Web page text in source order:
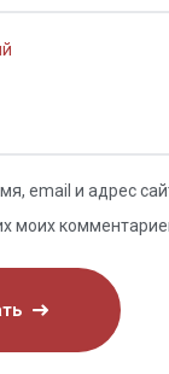
email и адрес
моих